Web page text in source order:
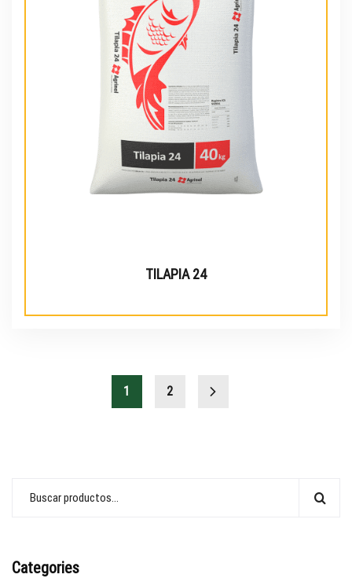
TILAPIA 24
1 2
Categories